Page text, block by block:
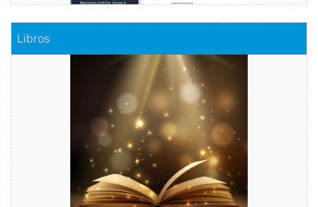
Libros
Haz realidad tu historia
Comprar
Comprar